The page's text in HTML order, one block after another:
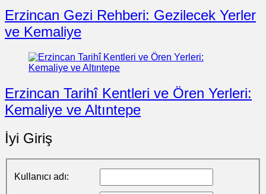
Erzincan Gezi Rehberi: Gezilecek Yerler
ve Kemaliye
Erzincan Tarihî Kentleri ve Ören Yerleri:
Kemaliye ve Altıntepe
İyi Giriş
Kullanıcı adı: